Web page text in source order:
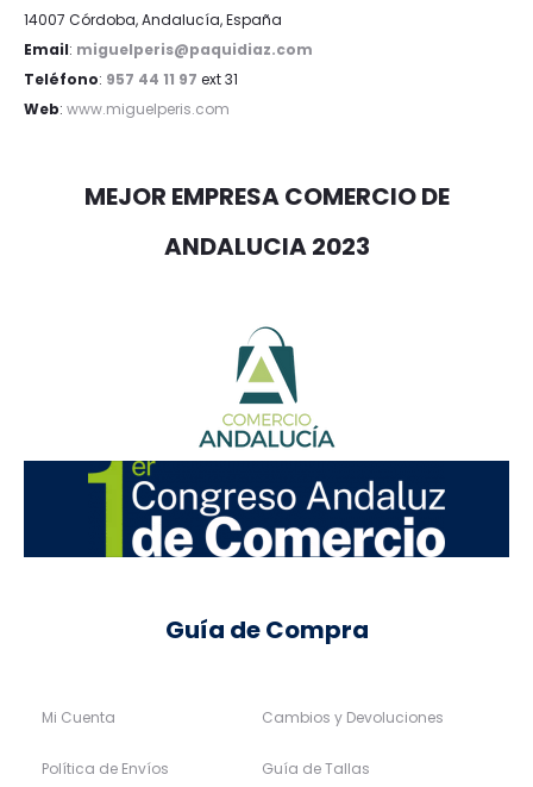
14007 Córdoba, Andalucía, España
Email: miguelperis@paquidiaz.com
Teléfono: 957 44 11 97 ext 31
Web: www.miguelperis.com
MEJOR EMPRESA COMERCIO DE
ANDALUCIA 2023
Guía de Compra
Mi Cuenta
Política de Envíos
Cambios y Devoluciones
Guía de Tallas